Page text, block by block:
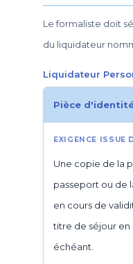
Le formaliste doit
du liquidateur
Liquidateur
Pièce
Une copie de la
passeport ou de
en cours de
titre de séjour en
échéant.